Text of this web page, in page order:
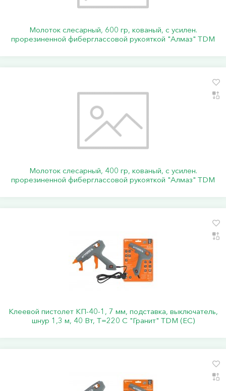
Молоток слесарный, 600 гр, кованый, с усилен.
прорезиненной фиберглассовой рукояткой "Алмаз" TDM
Молоток слесарный, 400 гр, кованый, с усилен.
прорезиненной фиберглассовой рукояткой "Алмаз" TDM
Клеевой пистолет КП-40-1, 7 мм, подставка, выключатель,
шнур 1,3 м, 40 Вт, Т=220 С "Гранит" TDM (ЕС)